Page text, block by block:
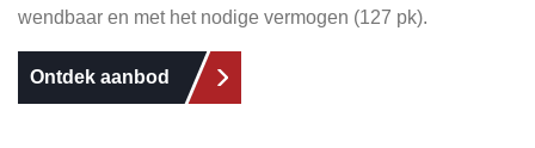
wendbaar en met het nodige vermogen (127 pk).
Ontdek aanbod